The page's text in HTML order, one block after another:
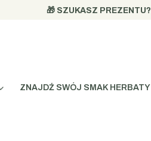
🎁 SZUKASZ PREZENTU?
ZNAJDŹ SWÓJ SMAK HERBATY